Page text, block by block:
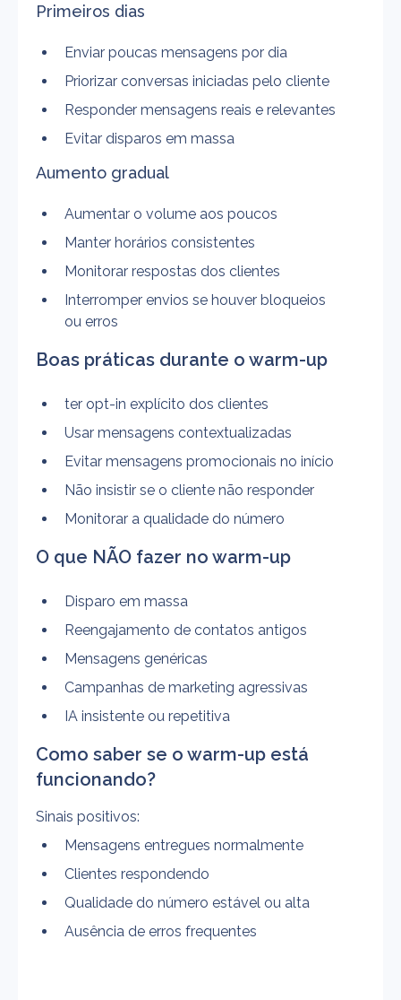
Primeiros dias
Enviar poucas mensagens por dia
Priorizar conversas iniciadas pelo cliente
Responder mensagens reais e relevantes
Evitar disparos em massa
Aumento gradual
Aumentar o volume aos poucos
Manter horários consistentes
Monitorar respostas dos clientes
Interromper envios se houver bloqueios
ou erros
Boas práticas durante o warm-up
ter opt-in explícito dos clientes
Usar mensagens contextualizadas
Evitar mensagens promocionais no início
Não insistir se o cliente não responder
Monitorar a qualidade do número
O que NÃO fazer no warm-up
Disparo em massa
Reengajamento de contatos antigos
Mensagens genéricas
Campanhas de marketing agressivas
IA insistente ou repetitiva
Como saber se o warm-up está
funcionando?
Sinais positivos:
Mensagens entregues normalmente
Clientes respondendo
Qualidade do número estável ou alta
Ausência de erros frequentes